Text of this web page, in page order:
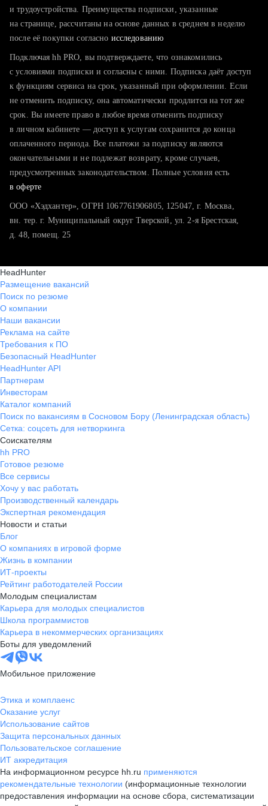
тратите много времени на поиск и вручную поднимаете
хотите сравнить себя с конкурентами и оценить шансы
и трудоустройства. Преимущества подписки, указанные
на странице, рассчитаны на основе данных в среднем в неделю
после её покупки согласно исследованию
Подключая hh PRO, вы подтверждаете, что ознакомились
с условиями подписки и согласны с ними. Подписка даёт доступ
к функциям сервиса на срок, указанный при оформлении. Если
не отменить подписку, она автоматически продлится на тот же
срок. Вы имеете право в любое время отменить подписку
в личном кабинете — доступ к услугам сохранится до конца
оплаченного периода. Все платежи за подписку являются
окончательными и не подлежат возврату, кроме случаев,
предусмотренных законодательством. Полные условия есть
в оферте
ООО «Хэдхантер», ОГРН 1067761906805, 125047, г. Москва,
вн. тер. г. Муниципальный округ Тверской, ул. 2-я Брестская,
д. 48, помещ. 25
HeadHunter
Размещение вакансий
Поиск по резюме
О компании
Наши вакансии
Реклама на сайте
Требования к ПО
Безопасный HeadHunter
HeadHunter API
Партнерам
Инвесторам
Каталог компаний
Поиск по вакансиям в Сосновом Бору (Ленинградская область)
Сетка: соцсеть для нетворкинга
Соискателям
hh PRO
Готовое резюме
Все сервисы
Хочу у вас работать
Производственный календарь
Экспертная рекомендация
Новости и статьи
Блог
О компаниях в игровой форме
Жизнь в компании
ИТ-проекты
Рейтинг работодателей России
Молодым специалистам
Карьера для молодых специалистов
Школа программистов
Карьера в некоммерческих организациях
Боты для уведомлений
Мобильное приложение
Этика и комплаенс
Оказание услуг
Использование сайтов
Защита персональных данных
Пользовательское соглашение
ИТ аккредитация
На информационном ресурсе hh.ru применяются
рекомендательные технологии (информационные технологии
предоставления информации на основе сбора, систематизации